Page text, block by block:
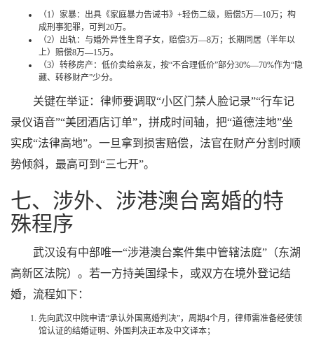
（1）家暴：出具《家庭暴力告诫书》+轻伤二级，赔偿5万—10万；构
成刑事犯罪，可判20万。
（2）出轨：与婚外异性生育子女，赔偿3万—8万；长期同居（半年以
上）赔偿8万—15万。
（3）转移房产：低价卖给亲友，按“不合理低价”部分30%—70%作为“隐
藏、转移财产”少分。
关键在举证：律师要调取“小区门禁人脸记录”“行车记
录仪语音”“美团酒店订单”，拼成时间轴，把“道德洼地”坐
实成“法律高地”。一旦拿到损害赔偿，法官在财产分割时顺
势倾斜，最高可到“三七开”。
七、涉外、涉港澳台离婚的特
殊程序
武汉设有中部唯一“涉港澳台案件集中管辖法庭”（东湖
高新区法院）。若一方持美国绿卡，或双方在境外登记结
婚，流程如下：
先向武汉中院申请“承认外国离婚判决”，周期4个月，律师需准备经使领
馆认证的结婚证明、外国判决正本及中文译本；